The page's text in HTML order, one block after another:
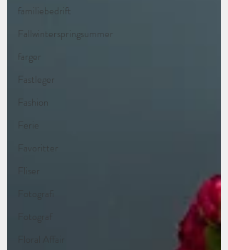
familiebedrift
Fallwinterspringsummer
farger
Fastleger
Fashion
Ferie
Favoritter
Fliser
Fotografi
Fotograf